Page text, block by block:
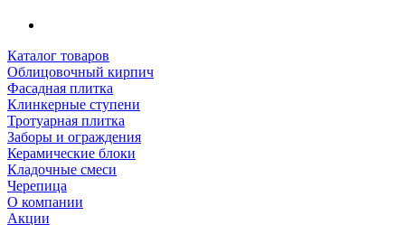
Каталог товаров
Облицовочный кирпич
Фасадная плитка
Клинкерные ступени
Тротуарная плитка
Заборы и ограждения
Керамические блоки
Кладочные смеси
Черепица
О компании
Акции